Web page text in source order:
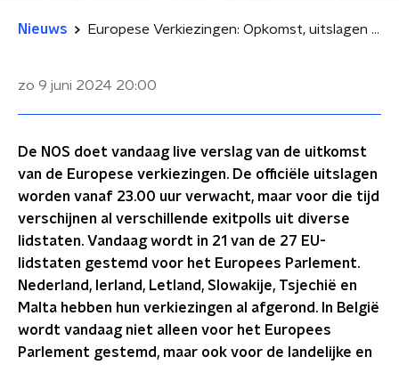
Nieuws Europese Verkiezingen: Opkomst, uitslagen en verwachtingen
zo 9 juni 2024 20:00
De NOS doet vandaag live verslag van de uitkomst
van de Europese verkiezingen. De officiële uitslagen
worden vanaf 23.00 uur verwacht, maar voor die tijd
verschijnen al verschillende exitpolls uit diverse
lidstaten. Vandaag wordt in 21 van de 27 EU-
lidstaten gestemd voor het Europees Parlement.
Nederland, Ierland, Letland, Slowakije, Tsjechië en
Malta hebben hun verkiezingen al afgerond. In België
wordt vandaag niet alleen voor het Europees
Parlement gestemd, maar ook voor de landelijke en